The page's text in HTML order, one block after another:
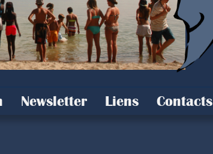
Newsletter Liens Contacts